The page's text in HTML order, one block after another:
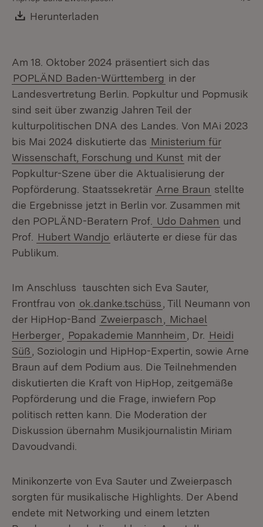
Download:
Herunterladen
Am 18. Oktober 2024 präsentiert sich das
POPLÄND Baden-Württemberg in der
Landesvertretung Berlin. Popkultur und Popmusik
sind seit über zwanzig Jahren Teil der
kulturpolitischen DNA des Landes. Von MAi 2023
bis Mai 2024 diskutierte das Ministerium für
Wissenschaft, Forschung und Kunst mit der
Popkultur-Szene über die Aktualisierung der
Popförderung. Staatssekretär Arne Braun stellte
die Ergebnisse jetzt in Berlin vor. Zusammen mit
den POPLÄND-Beratern Prof. Udo Dahmen und
Prof. Hubert Wandjo erläuterte er diese für das
Publikum.
Im Anschluss tauschten sich Eva Sauter,
Frontfrau von ok.danke.tschüss , Till Neumann von
der HipHop-Band Zweierpasch
Michael
Herberger
Popakademie Mannheim , Dr. Heidi
Süß
, Soziologin und HipHop-Expertin, sowie Arne
Braun auf dem Podium aus. Die Teilnehmenden
diskutierten die Kraft von HipHop, zeitgemäße
Popförderung und die Frage, inwiefern Pop
politisch retten kann. Die Moderation der
Diskussion übernahm Musikjournalistin Miriam
Davoudvandi.
Minikonzerte von Eva Sauter und Zweierpasch
sorgten für musikalische Highlights. Der Abend
endete mit Networking und einem letzten